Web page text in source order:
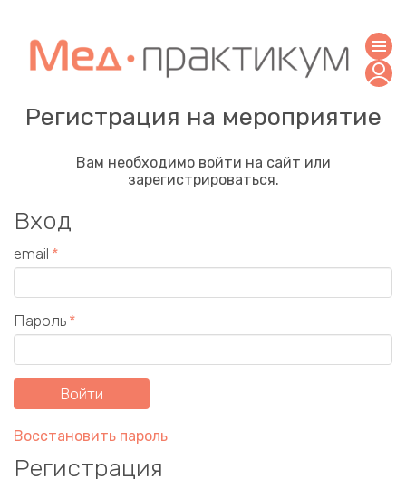
Регистрация на мероприятие
Вам необходимо войти на сайт или
зарегистрироваться.
Вход
email
Пароль
Восстановить пароль
Регистрация